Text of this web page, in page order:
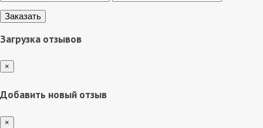
Загрузка отзывов
×
Добавить новый отзыв
×